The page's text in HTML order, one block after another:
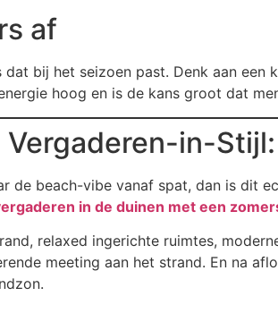
af
bij het seizoen past. Denk aan
hoog en is de kans groot dat
Vergaderen-in-
de beach-vibe vanaf spat, dan is dit
in de duinen met een
relaxed ingerichte ruimtes,
meeting aan het strand. En na